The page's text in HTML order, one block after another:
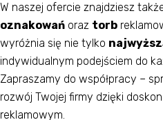
W naszej ofercie znajdziesz
oznakowań oraz torb
wyróżnia się nie tylko
indywidualnym podejściem do
Zapraszamy do współpracy –
rozwój Twojej firmy dzięki
reklamowym.